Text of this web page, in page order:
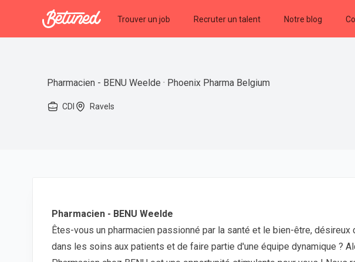
Betuned Trouver un job Recruter un talent Notre blog
Pharmacien - BENU Weelde · Phoenix Pharma Belgium
CDI Ravels
Pharmacien - BENU Weelde
Êtes-vous un pharmacien passionné par la santé et le bien-être, désireux
dans les soins aux patients et de faire partie d'une équipe dynamique ?